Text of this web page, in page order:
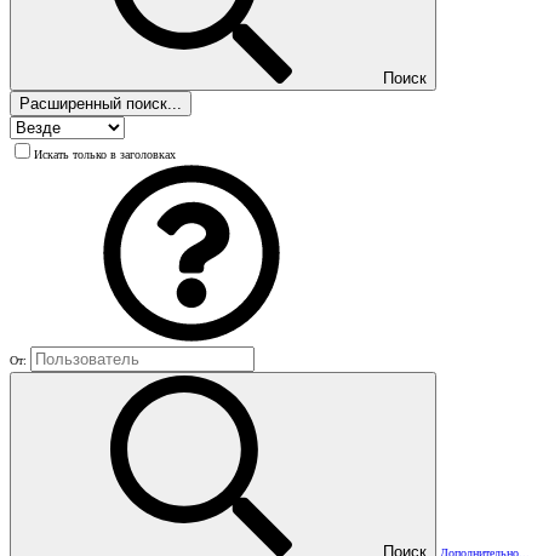
Поиск
Расширенный поиск...
Искать только в заголовках
От:
Поиск
Дополнительно...